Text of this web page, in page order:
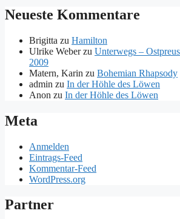
Neueste Kommentare
Brigitta zu Hamilton
Ulrike Weberzu Unterwegs –
2009
Matern, Karin zu Bohemian Rhapsody
admin zu In der Höhle des Löwen
Anon zu In der Höhle des Löwen
Meta
Anmelden
Eintrags-Feed
Kommentar-Feed
WordPress.org
Partner